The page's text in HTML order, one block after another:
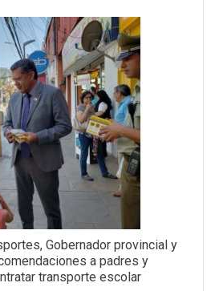
Gobernador provincial y
a padres y
transporte escolar